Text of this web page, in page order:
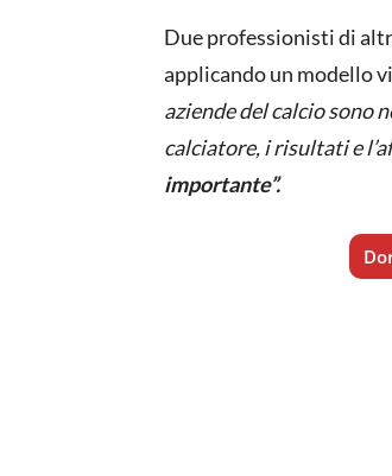
Due professionisti di
applicando un modello
aziende del calcio sono
calciatore, i risultati e
importante”.